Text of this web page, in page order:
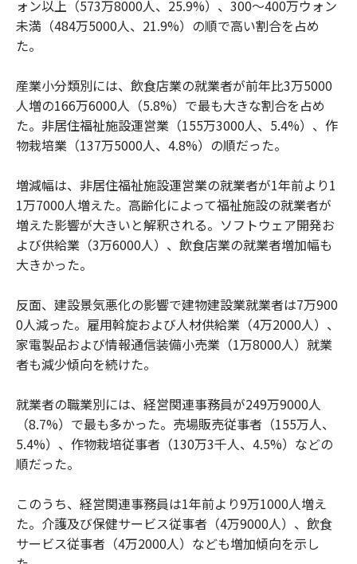
ォン以上（573万8000人、25.9%）、300～400万ウォン
未満（484万5000人、21.9%）の順で高い割合を占め
た。
産業小分類別には、飲食店業の就業者が前年比3万5000
人増の166万6000人（5.8%）で最も大きな割合を占め
た。非居住福祉施設運営業（155万3000人、5.4%）、作
物栽培業（137万5000人、4.8%）の順だった。
増減幅は、非居住福祉施設運営業の就業者が1年前より1
1万7000人増えた。高齢化によって福祉施設の就業者が
増えた影響が大きいと解釈される。ソフトウェア開発お
よび供給業（3万6000人）、飲食店業の就業者増加幅も
大きかった。
反面、建設景気悪化の影響で建物建設業就業者は7万900
0人減った。雇用斡旋および人材供給業（4万2000人）、
家電製品および情報通信装備小売業（1万8000人）就業
者も減少傾向を続けた。
就業者の職業別には、経営関連事務員が249万9000人
（8.7%）で最も多かった。売場販売従事者（155万人、
5.4%）、作物栽培従事者（130万3千人、4.5%）などの
順だった。
このうち、経営関連事務員は1年前より9万1000人増え
た。介護及び保健サービス従事者（4万9000人）、飲食
サービス従事者（4万2000人）なども増加傾向を示し